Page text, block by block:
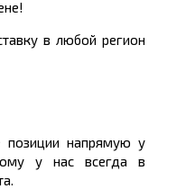
в любой регион
напрямую у
у нас всегда в